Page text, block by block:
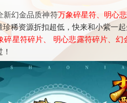
新幻金品质神符万象碎星符、明心
稀资源折扣超低，快来和小紫一起
碎星符碎片、 明心悲露符碎片、